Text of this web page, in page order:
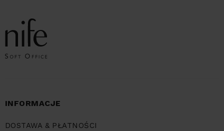
INFORMACJE
DOSTAWA & PŁATNOŚCI